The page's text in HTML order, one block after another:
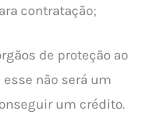
contratação;
de proteção ao
não será um
um crédito.